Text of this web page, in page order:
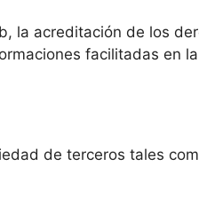
la acreditación de los
facilitadas en
de terceros tales